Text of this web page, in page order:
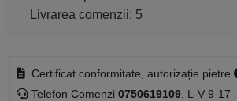
Livrarea comenzii: 5
Certificat conformitate, autorizație pietre
Telefon Comenzi 0750619109, L-V 9-17